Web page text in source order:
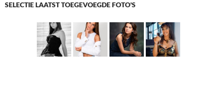
SELECTIE LAATST TOEGEVOEGDE FOTO'S